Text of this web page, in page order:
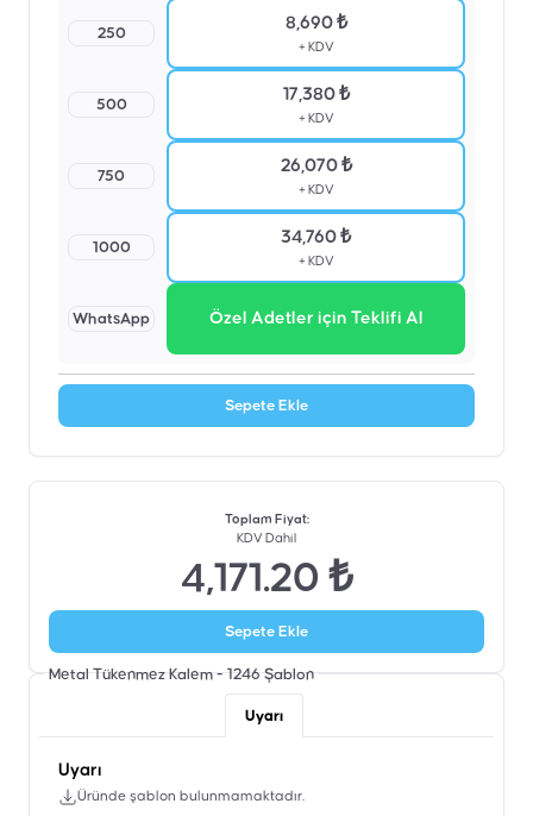
250
8,690 ₺
+ KDV
500
17,380 ₺
+ KDV
750
26,070 ₺
+ KDV
1000
34,760 ₺
+ KDV
WhatsApp Özel Adetler için Teklifi Al
Sepete Ekle
Toplam Fiyat:
KDV Dahil
4,171.20 ₺
Sepete Ekle
Metal Tükenmez Kalem - 1246 Şablon
Uyarı
Uyarı
Üründe şablon bulunmamaktadır.